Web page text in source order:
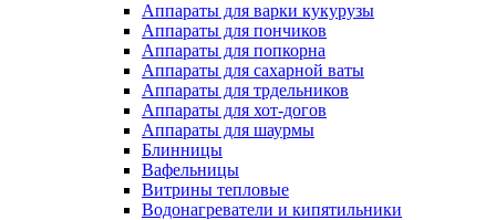
Аппараты для варки кукурузы
Аппараты для пончиков
Аппараты для попкорна
Аппараты для сахарной ваты
Аппараты для трдельников
Аппараты для хот-догов
Аппараты для шаурмы
Блинницы
Вафельницы
Витрины тепловые
Водонагреватели и кипятильники